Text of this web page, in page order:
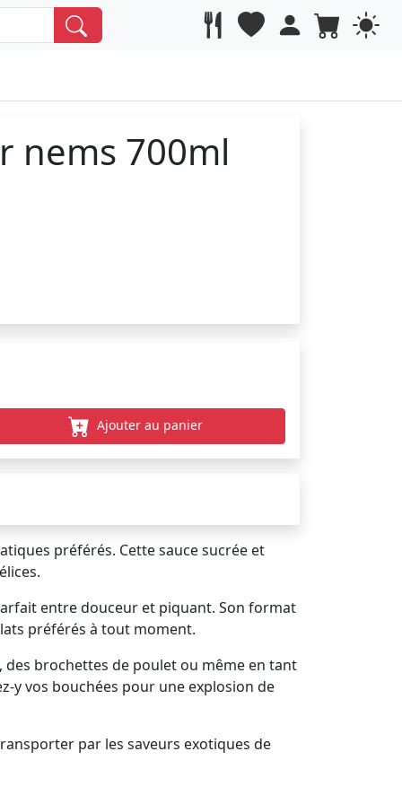
nems 700ml
Ajouter au panier
préférés. Cette sauce sucrée et
entre douceur et piquant. Son format
préférés à tout moment.
des brochettes de poulet ou même en tant
y vos bouchées pour une explosion de
par les saveurs exotiques de